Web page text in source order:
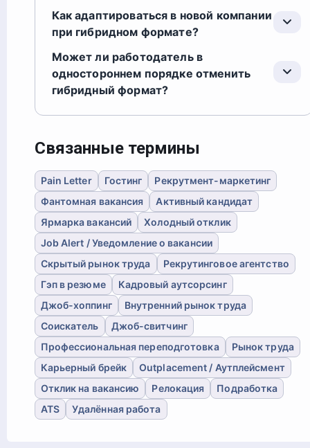
Как адаптироваться в новой компании
при гибридном формате?
Может ли работодатель в
одностороннем порядке отменить
гибридный формат?
Связанные термины
Pain Letter Гостинг
Рекрутмент-маркетинг
Фантомная вакансия
Активный кандидат
Ярмарка вакансий
Холодный отклик
Job Alert / Уведомление о вакансии
Скрытый рынок труда
Рекрутинговое агентство
Гэп в резюме
Кадровый аутсорсинг
Джоб-хоппинг
Внутренний рынок труда
Соискатель
Джоб-свитчинг
Профессиональная переподготовка
Рынок труда
Карьерный брейк
Outplacement / Аутплейсмент
Отклик на вакансию
Релокация
Подработка
ATS
Удалённая работа